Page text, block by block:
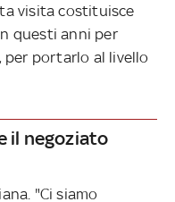
visita costituisce
questi anni per
per portarlo al livello
il negoziato
"Ci siamo